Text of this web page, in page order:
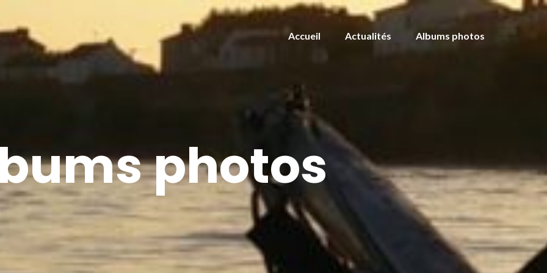
Accueil Actualités Albums photos
photos